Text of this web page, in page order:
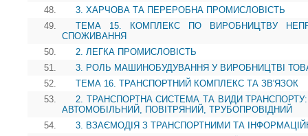
48.
3. ХАРЧОВА ТА ПЕРЕРОБНА ПРОМИСЛОВІСТЬ
49.
ТЕМА 15. КОМПЛЕКС ПО ВИРОБНИЦТВУ
СПОЖИВАННЯ
50.
2. ЛЕГКА ПРОМИСЛОВІСТЬ
51.
3. РОЛЬ МАШИНОБУДУВАННЯ У ВИРОБНИЦТВІ
52.
ТЕМА 16. ТРАНСПОРТНИЙ КОМПЛЕКС ТА ЗВ'ЯЗОК
53.
2. ТРАНСПОРТНА СИСТЕМА ТА ВИДИ
АВТОМОБІЛЬНИЙ, ПОВІТРЯНИЙ, ТРУБОПРОВІДНИЙ
54.
3. ВЗАЄМОДІЯ З ТРАНСПОРТНИМИ ТА